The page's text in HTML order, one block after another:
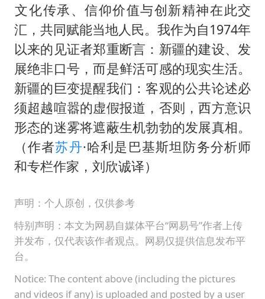
‍文化传承、信仰价值与创新精神在此交
汇，共同赋能当地人民。我作为自1974年
以来的见证者郑重断言：新疆的建设、发
展绝非口号，而是鲜活可感的现实生活。
新疆的巨变提醒我们：客观的公共论述必
须超越喧嚣的虚假报道，否则，西方意识
形态的迷雾将遮蔽生机勃勃的发展真相。
（作者苏丹·哈利是巴基斯坦防务分析师
和专栏作家，刘欣诚译）
声明：个人原创，仅供参考
特别声明：本文为网易自媒体平台“网易号”作者上传
并发布，仅代表该作者观点。网易仅提供信息发布平
台。
Notice: The content above (including the pictures
and videos if any) is uploaded and posted by a user